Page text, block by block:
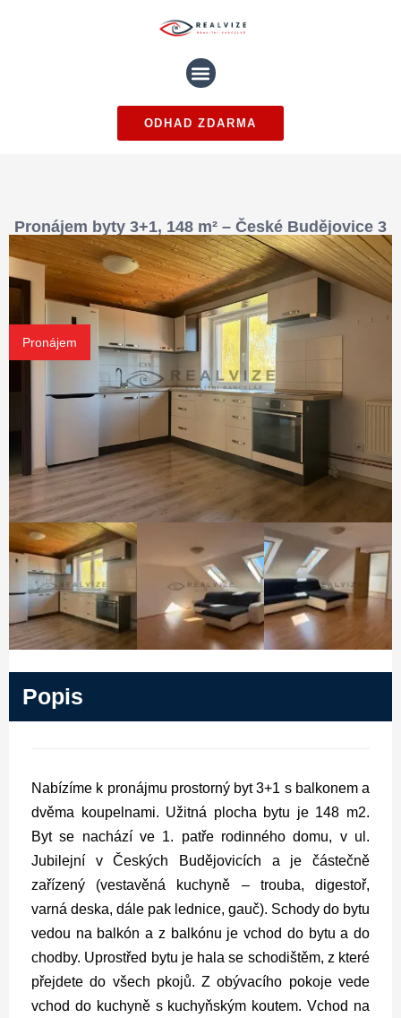
ODHAD ZDARMA
Pronájem byty 3+1, 148 m² – České Budějovice 3
Pronájem
Popis
Nabízíme k pronájmu prostorný byt 3+1 s balkonem a
dvěma koupelnami. Užitná plocha bytu je 148 m2.
Byt se nachází ve 1. patře rodinného domu, v ul.
Jubilejní v Českých Budějovicích a je částečně
zařízený (vestavěná kuchyně – trouba, digestoř,
varná deska, dále pak lednice, gauč). Schody do bytu
vedou na balkón a z balkónu je vchod do bytu a do
chodby. Uprostřed bytu je hala se schodištěm, z které
přejdete do všech pkojů. Z obývacího pokoje vede
vchod do kuchyně s kuchyňským koutem. Vchod na